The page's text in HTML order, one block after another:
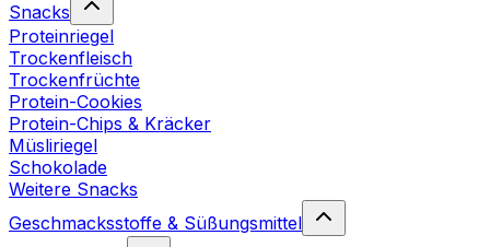
Snacks
Proteinriegel
Trockenfleisch
Trockenfrüchte
Protein-Cookies
Protein-Chips & Kräcker
Müsliriegel
Schokolade
Weitere Snacks
Geschmacksstoffe & Süßungsmittel